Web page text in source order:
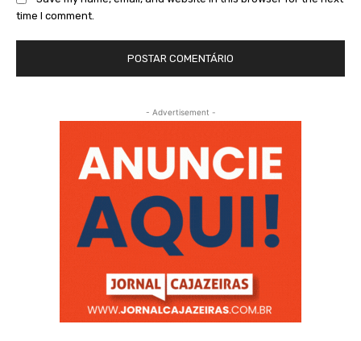
time I comment.
- Advertisement -